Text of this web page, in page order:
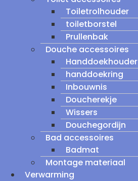
Toiletrolhouder
toiletborstel
Prullenbak
Douche accessoires
Handdoekhouder
handdoekring
Inbouwnis
Doucherekje
Wissers
Douchegordijn
Bad accessoires
Badmat
Montage materiaal
Verwarming